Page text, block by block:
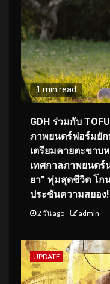
1 min read
GDH ร่วมกับ
ภาพยนตร์ฟอร์มยัก
เตรียมคายตะขา
เทศกาลภาพยนตร์
ยา” ทุ่มสุดชีวิต โ
ประชันความสยอง!
2 วัน ago admin
UPDATE